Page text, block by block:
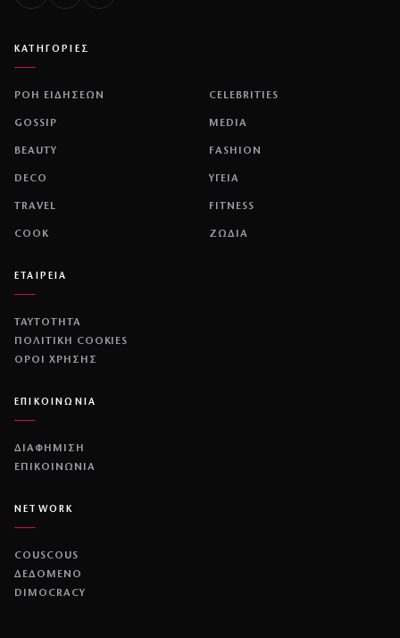
ΚΑΤΗΓΟΡΙΕΣ
ΡΟΗ ΕΙΔΗΣΕΩΝ CELEBRITIES
GOSSIP MEDIA
BEAUTY FASHION
DECO ΥΓΕΙΑ
TRAVEL FITNESS
COOK ΖΩΔΙΑ
ΕΤΑΙΡΕΙΑ
ΤΑΥΤΟΤΗΤΑ
ΠΟΛΙΤΙΚΉ COOKIES
ΌΡΟΙ ΧΡΉΣΗΣ
ΕΠΙΚΟΙΝΩΝΙΑ
ΔΙΑΦΗΜΙΣΗ
ΕΠΙΚΟΙΝΩΝΙΑ
NETWORK
COUSCOUS
ΔΕΔΟΜΕΝΟ
DIMOCRACY